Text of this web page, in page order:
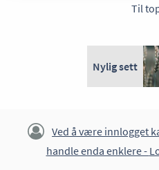
Til
Nylig sett
Ved å være innlogget
handle enda enklere -